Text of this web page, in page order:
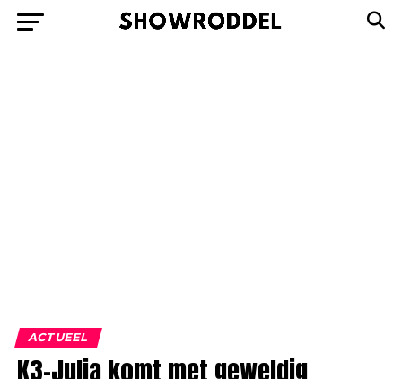
ACTUEEL
K3-Julia komt met geweldig